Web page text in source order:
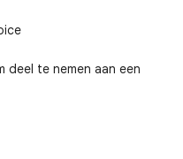
deel te nemen aan een